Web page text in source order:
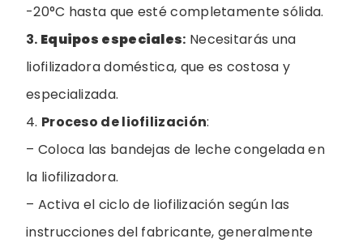
-20°C hasta que esté completamente sólida.
3. Equipos especiales: Necesitarás una
liofilizadora doméstica, que es costosa y
especializada.
4. Proceso de liofilización:
– Coloca las bandejas de leche congelada en
la liofilizadora.
– Activa el ciclo de liofilización según las
instrucciones del fabricante, generalmente